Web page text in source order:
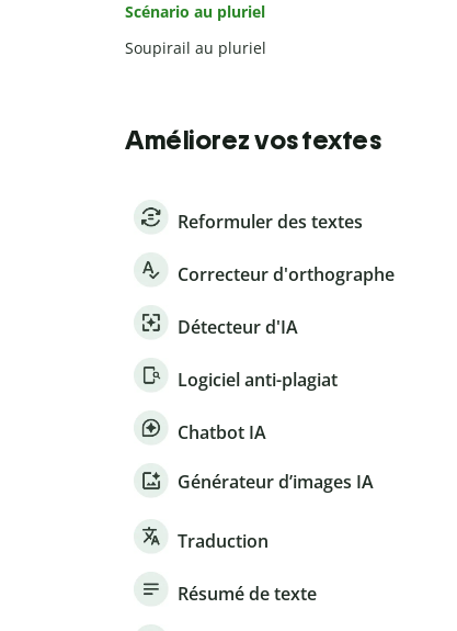
Scénario au pluriel
Soupirail au pluriel
Améliorez vos textes
Reformuler des textes
Correcteur d'orthographe
Détecteur d'IA
Logiciel anti-plagiat
Chatbot IA
Générateur d’images IA
Traduction
Résumé de texte